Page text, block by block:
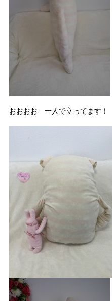
おおおお 一人で立ってます！